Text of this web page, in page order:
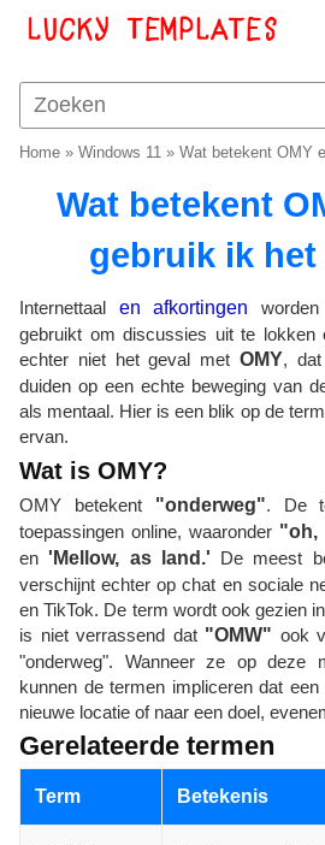
Home » Windows 11 » Wat betekent OMY
Wat betekent
gebruik ik
Internettaal en afkortingen
gebruikt om discussies uit te lokken
echter niet het geval met OMY,
duiden op een echte beweging van
als mentaal. Hier is een blik op de
ervan.
Wat is OMY?
OMY betekent "onderweg". De
toepassingen online, waaronder "oh,
en'Mellow, as land.' De meest
verschijnt echter op chat en sociale
en TikTok. De term wordt ook gezien
is niet verrassend dat "OMW" ook
"onderweg". Wanneer ze op deze
kunnen de termen impliceren dat
nieuwe locatie of naar een doel,
Gerelateerde termen
Term Betekenis